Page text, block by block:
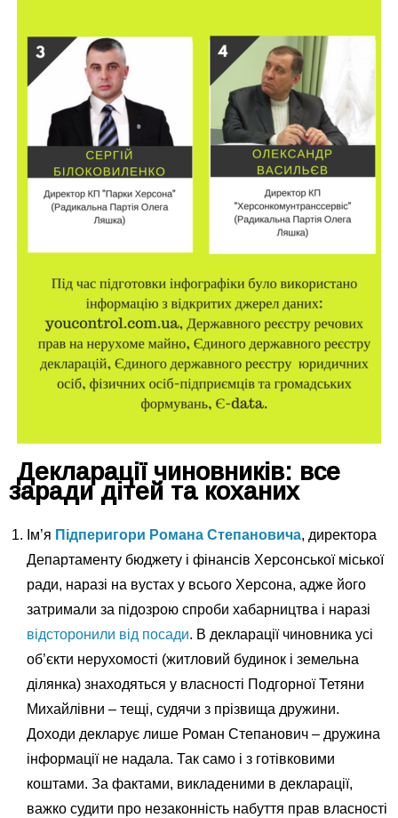
Декларації чиновників: все
заради дітей та коханих
Ім’я Підперигори Романа Степановича, директора
Департаменту бюджету і фінансів Херсонської міської
ради, наразі на вустах у всього Херсона, адже його
затримали за підозрою спроби хабарництва і наразі
відсторонили від посади. В декларації чиновника усі
об’єкти нерухомості (житловий будинок і земельна
ділянка) знаходяться у власності Подгорної Тетяни
Михайлівни – тещі, судячи з прізвища дружини.
Доходи декларує лише Роман Степанович – дружина
інформації не надала. Так само і з готівковими
коштами. За фактами, викладеними в декларації,
важко судити про незаконність набуття прав власності